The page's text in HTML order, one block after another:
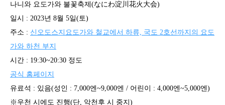
나니와 요도가와 불꽃축제(なにわ淀川花火大会)
일시 : 2023년 8월 5일(토)
주소 : 신오도스지요도가와 철교에서 하류, 국도 2호선까지의 요도
가와 하천 부지
시간 : 19:30~20:30 정도
공식 홈페이지
유료석 : 있음(성인 : 7,000엔~9,000엔 / 어린이 : 4,000엔~5,000엔)
※우천 시에도 진행(단, 악천후 시 중지)